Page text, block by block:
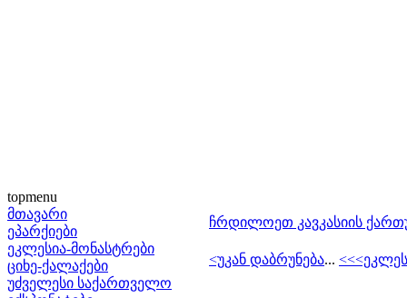
topmenu
მთავარი
ეპარქიები
ეკლესია-მონასტრები
ციხე-ქალაქები
უძველესი საქართველო
ჩრდილოეთ კავკასიის
<უკან დაბრუნება...